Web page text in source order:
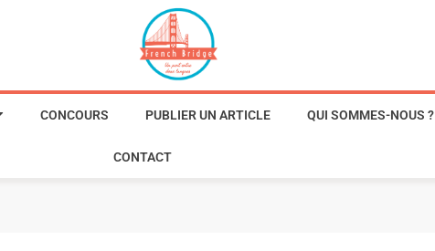
CONCOURS PUBLIER UN ARTICLE QUI SOMMES-NOUS ?
CONTACT